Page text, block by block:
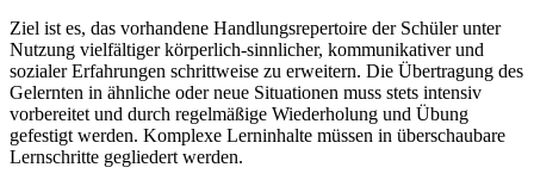
Ziel ist es, das vorhandene Handlungsrepertoire der Schüler unter
Nutzung vielfältiger körperlich-sinnlicher, kommunikativer und
sozialer Erfahrungen schrittweise zu erweitern. Die Übertragung des
Gelernten in ähnliche oder neue Situationen muss stets intensiv
vorbereitet und durch regelmäßige Wiederholung und Übung
gefestigt werden. Komplexe Lerninhalte müssen in überschaubare
Lernschritte gegliedert werden.